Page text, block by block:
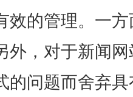
效的管理。一
外，对于新闻
的问题而舍弃